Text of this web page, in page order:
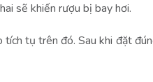
sẽ khiến rượu bị bay hơi.
tụ trên đó. Sau khi đặt